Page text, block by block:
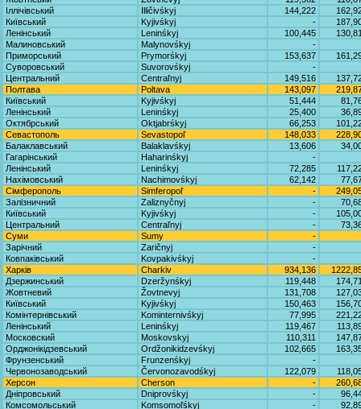
Іллічівський
Illičivśkyj 144,222
Київський
Kyjivśkyj -
Ленінський
Leninśkyj 100,445
Малиновський
Malynovśkyj
-
Приморський
Prymorśkyj 153,637
Суворовський
Suvorovśkyj
-
Центральний
Centraľnyj 149,516
Полтава
Poltava 143,097
Київський
Kyjivśkyj 51,444
Ленінський
Leninśkyj 25,400
Октябрський
Oktjabrśkyj 66,253
Севастополь
Sevastopoľ 148,033
Балаклавський
Balaklavśkyj 13,606
Гагарінський
Haharinśkyj
-
Ленінський
Leninśkyj 72,285
Нахімовський
Nachimovśkyj 62,142
Сімферополь
Simferopoľ -
Залізничний
Zaliznyčnyj -
Київський
Kyjivśkyj -
Центральний
Centraľnyj -
Суми
Sumy
-
Зарічний
Zaričnyj
-
Ковпаківський
Kovpakivśkyj
-
Харків
Charkiv 934,136
Дзержинський
Dzeržynśkyj 119,448
Жовтневий
Žovtnevyj 131,708
Київський
Kyjivśkyj 150,463
Комінтернівський
Kominternivśkyj 77,995
Ленінський
Leninśkyj 119,467
Московский
Moskovskyj 110,311
Орджонікідзевський
Ordžonikidzevśkyj 102,665
Фрунзенський
Frunzenśkyj
-
Червонозаводський
Červonozavodśkyj 122,079
Херсон
Cherson -
Дніпровський
Dniprovśkyj -
Комсомольський
Komsomoľśkyj -